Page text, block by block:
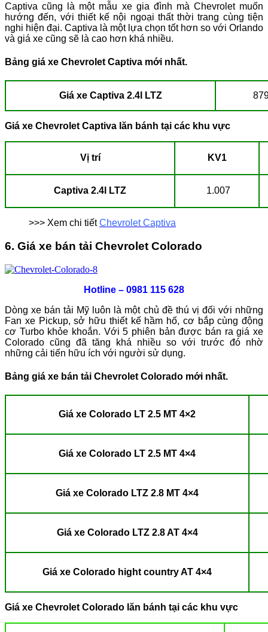
Captiva cũng là một mẫu xe gia đình mà Chevrolet muốn
hướng đến, với thiết kế nội ngoại thất thời trang cùng tiện
nghi hiện đại. Captiva là một lựa chọn tốt hơn so với Orlando
và giá xe cũng sẽ là cao hơn khá nhiều.
Bảng giá xe Chevrolet Captiva mới nhất.
Giá xe Captiva 2.4l LTZ
Giá xe Chevrolet Captiva lăn bánh tại các khu vực
Vị trí KV1
Captiva 2.4l LTZ 1.007
>>> Xem chi tiếtChevrolet Captiva
6. Giá xe bán tải Chevrolet Colorado
Hotline – 0981 115 628
Dòng xe bán tải Mỹ luôn là một chủ đề thú vị đối với những
Fan xe Pickup, sở hữu thiết kế hầm hố, cơ bắp cùng động
cơ Turbo khỏe khoắn. Với 5 phiên bản được bán ra giá xe
Colorado cũng đã tăng khá nhiều so với trước đó nhờ
những cải tiến hữu ích với người sử dụng.
Bảng giá xe bán tải Chevrolet Colorado mới nhất.
Giá xe Colorado LT 2.5 MT 4×2
Giá xe Colorado LT 2.5 MT 4×4
Giá xe Colorado LTZ 2.8 MT 4×4
Giá xe Colorado LTZ 2.8 AT 4×4
Giá xe Colorado hight country AT 4×4
Giá xe Chevrolet Colorado lăn bánh tại các khu vực